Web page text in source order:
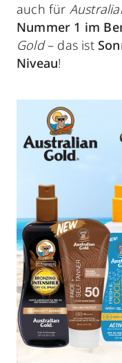
auch für
Nummer 1 im
Gold– das ist
Niveau!